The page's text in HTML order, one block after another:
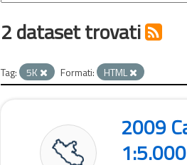
2 dataset trovati
Tag: 5K Formati: HTML
2009